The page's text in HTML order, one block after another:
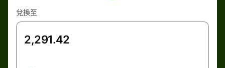
兌換至